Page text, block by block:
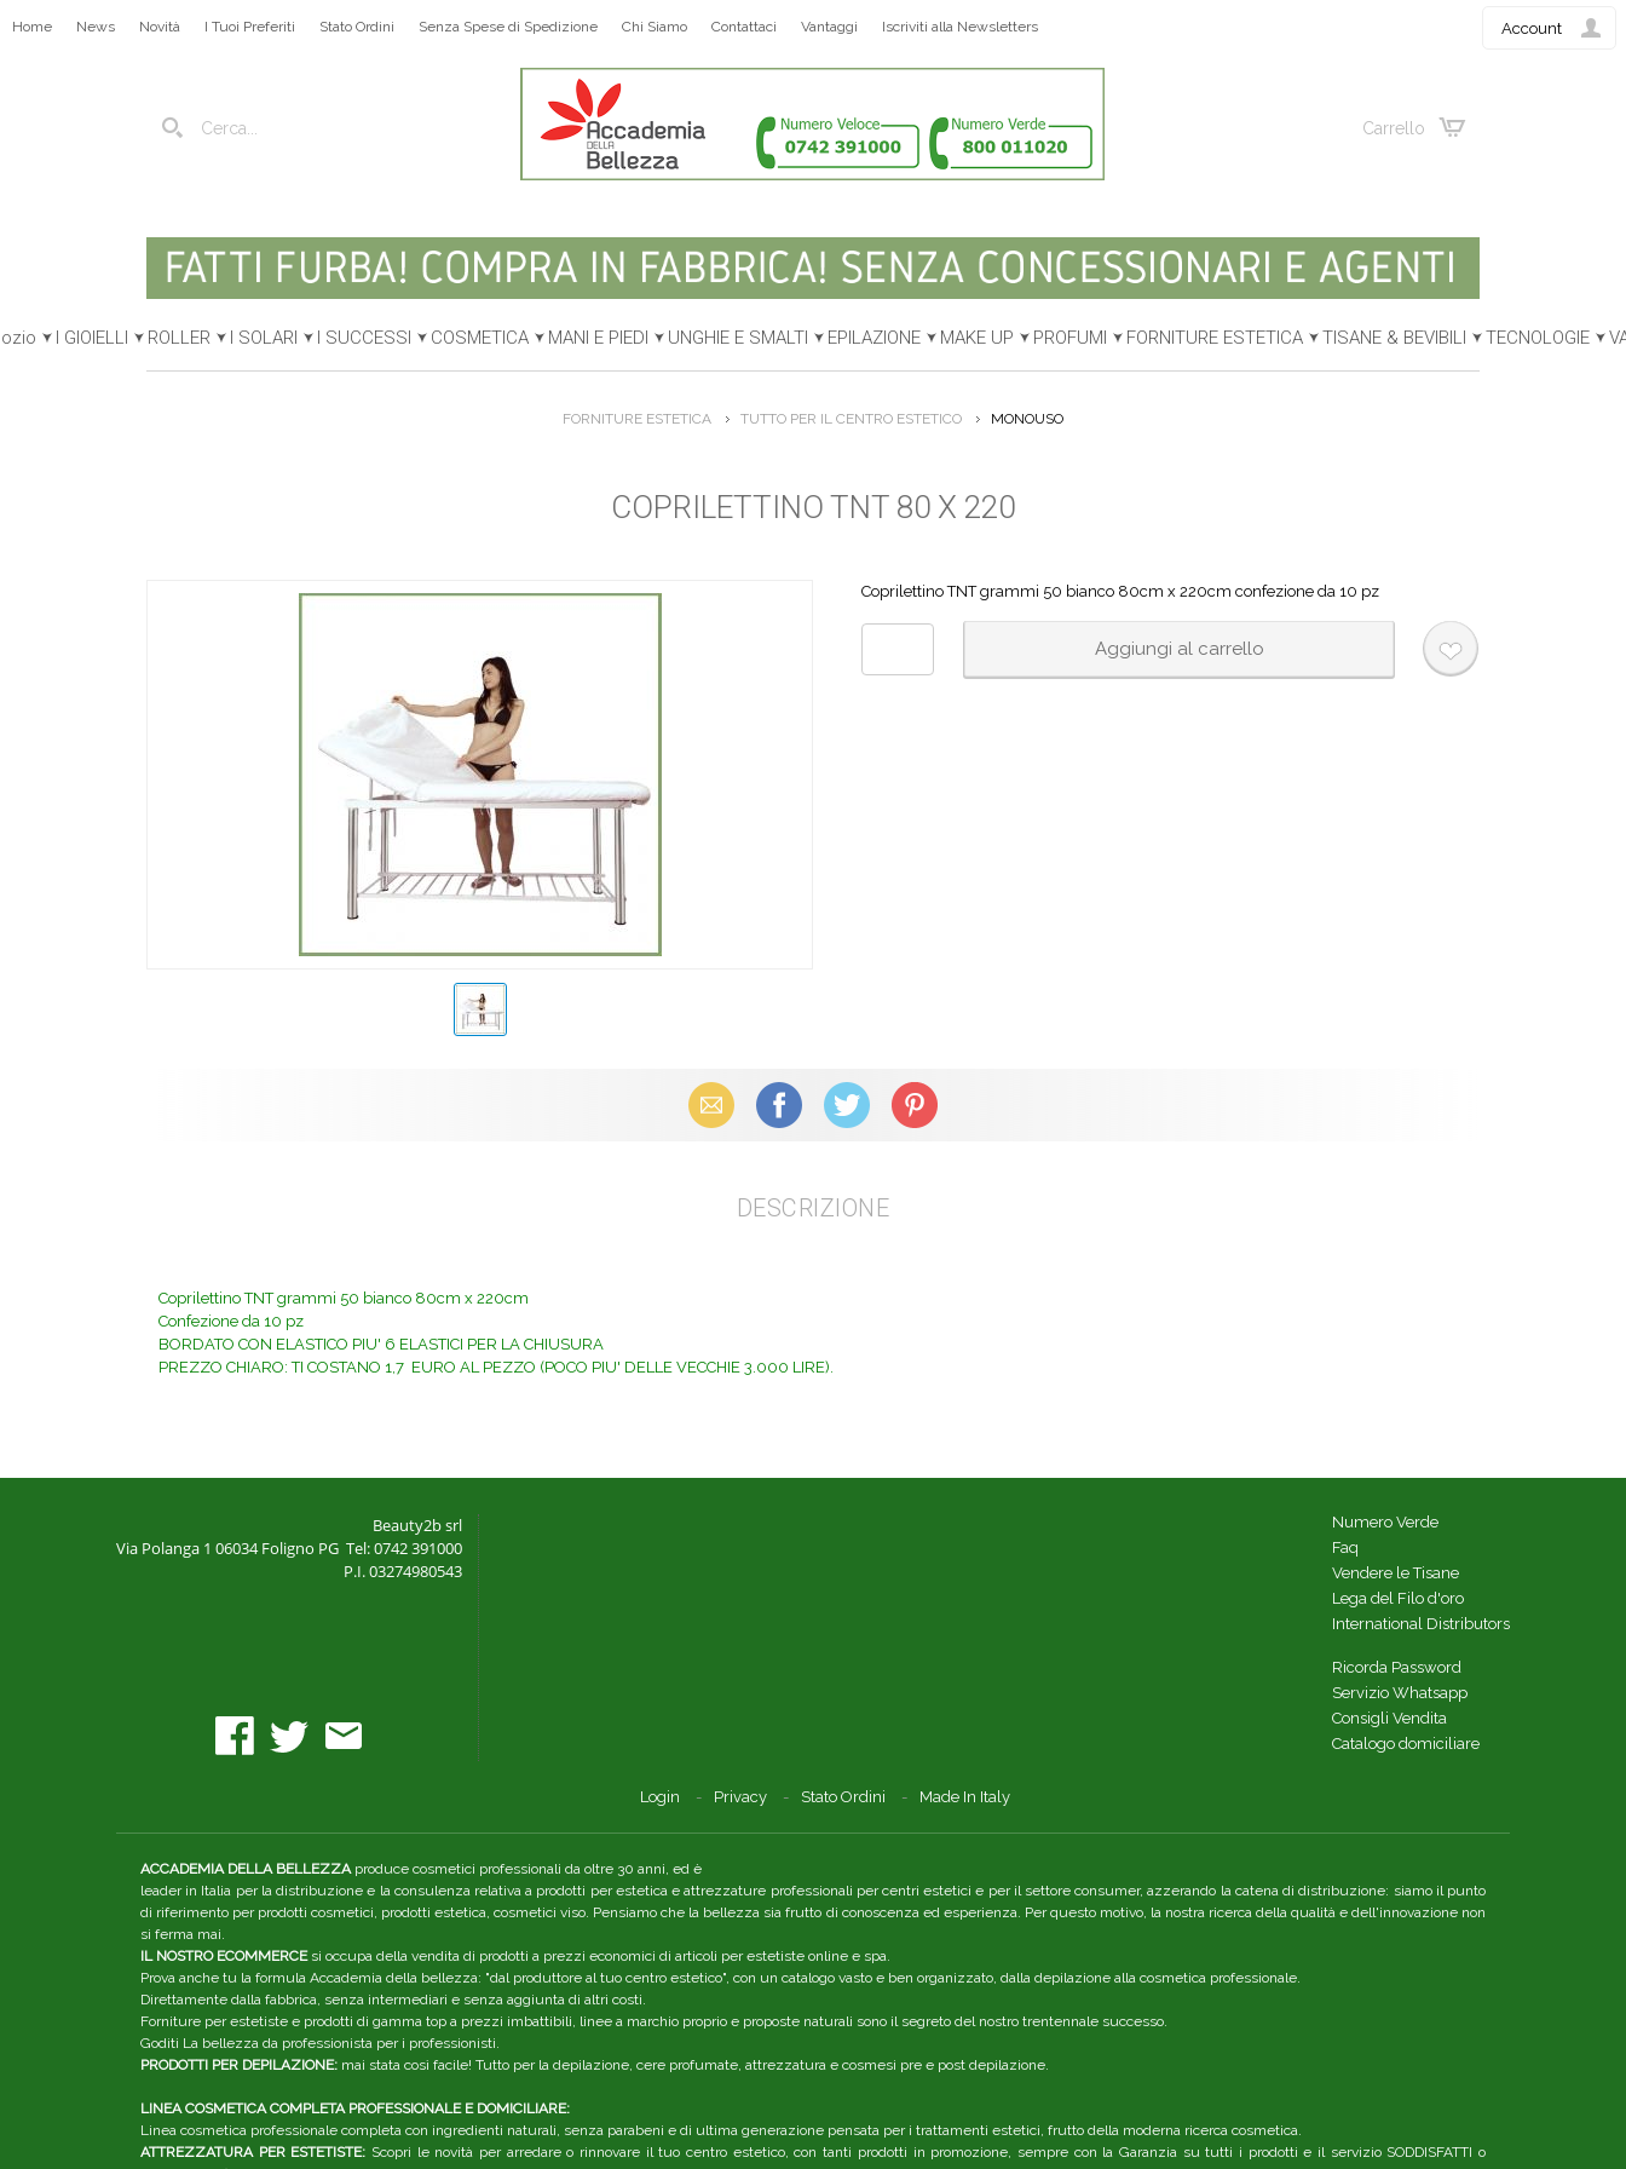
Carrello
Account
Home News Novità I Tuoi Preferiti Stato Ordini Senza Spese di Spedizione Chi Siamo Contattaci Vantaggi Iscriviti alla Newsletters
I GIOIELLI ROLLER I SOLARI I SUCCESSI COSMETICA MANI E PIEDI UNGHIE E SMALTI EPILAZIONE MAKE UP PROFUMI FORNITURE ESTETICA TISANE & BEVIBILI TECNOLOGIE
FORNITURE ESTETICA TUTTO PER IL CENTRO ESTETICO MONOUSO
COPRILETTINO TNT 80 X 220
Coprilettino TNT grammi 50 bianco 80cm x 220cm confezione da 10 pz
Email Facebook X (Twitter) Pinterest
DESCRIZIONE
Coprilettino TNT grammi 50 bianco 80cm x 220cm
Confezione da 10 pz
BORDATO CON ELASTICO PIU' 6 ELASTICI PER LA CHIUSURA
PREZZO CHIARO: TI COSTANO 1,7 EURO AL PEZZO (POCO PIU' DELLE VECCHIE 3.000 LIRE).
Beauty2b srl
Via Polanga 1 06034 Foligno PG Tel: 0742 391000
P.I. 03274980543
Numero Verde
Faq
Vendere le Tisane
Lega del Filo d'oro
International Distributors
Ricorda Password
Servizio Whatsapp
Consigli Vendita
Catalogo domiciliare
Login Privacy Stato Ordini Made In Italy
ACCADEMIA DELLA BELLEZZAproduce cosmetici professionali da oltre 30 anni, ed è
leader in Italia per la distribuzione e la consulenza relativa a prodotti per estetica e attrezzature professionali per centri estetici e per il settore consumer, azzerando la catena di distribuzione: siamo il punto
di riferimento per prodotti cosmetici, prodotti estetica, cosmetici viso. Pensiamo che la bellezza sia frutto di conoscenza ed esperienza. Per questo motivo, la nostra ricerca della qualità e dell'innovazione non
si ferma mai.
IL NOSTRO ECOMMERCEsi occupa della vendita di prodotti a prezzi economici di articoli per estetiste online e spa.
Prova anche tu la formula Accademia della bellezza: "dal produttore al tuo centro estetico", con un catalogo vasto e ben organizzato, dalla depilazione alla cosmetica professionale.
Direttamente dalla fabbrica, senza intermediari e senza aggiunta di altri costi.
Forniture per estetiste e prodotti di gamma top a prezzi imbattibili, linee a marchio proprio e proposte naturali sono il segreto del nostro trentennale successo.
Goditi La bellezza da professionista per i professionisti.
PRODOTTI PER DEPILAZIONE: mai stata così facile! Tutto per la depilazione, cere profumate, attrezzatura e cosmesi pre e post depilazione.
LINEA COSMETICA COMPLETA PROFESSIONALE E DOMICILIARE:
Linea cosmetica professionale completa con ingredienti naturali, senza parabeni e di ultima generazione pensata per i trattamenti estetici, frutto della moderna ricerca cosmetica.
ATTREZZATURA PER ESTETISTE: Scopri le novità per arredare o rinnovare il tuo centro estetico, con tanti prodotti in promozione, sempre con la Garanzia su tutti i prodotti e il servizio SODDISFATTI o